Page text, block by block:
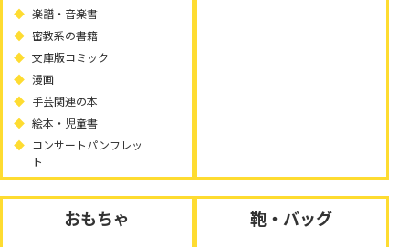
楽譜・音楽書
密教系の書籍
文庫版コミック
漫画
手芸関連の本
絵本・児童書
コンサートパンフレッ
ト
おもちゃ 鞄・バッグ